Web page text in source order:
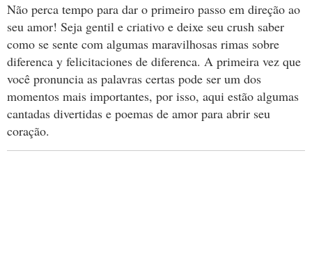
Não perca tempo para dar o primeiro passo em direção ao
seu amor! Seja gentil e criativo e deixe seu crush saber
como se sente com algumas maravilhosas rimas sobre
diferenca y felicitaciones de diferenca. A primeira vez que
você pronuncia as palavras certas pode ser um dos
momentos mais importantes, por isso, aqui estão algumas
cantadas divertidas e poemas de amor para abrir seu
coração.